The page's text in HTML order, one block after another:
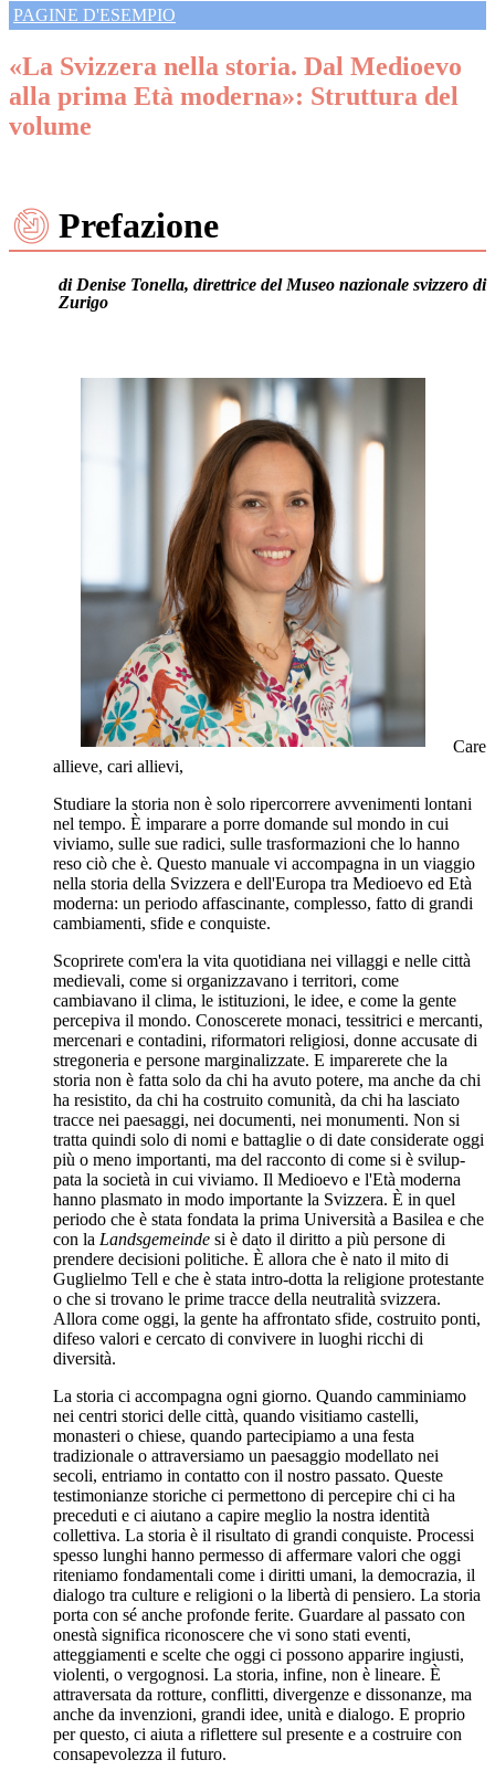
PAGINE D'ESEMPIO
«La Svizzera nella storia. Dal Medioevo
alla prima Età moderna»: Struttura del
volume
Prefazione
di Denise Tonella, direttrice del Museo nazionale svizzero di
Zurigo
Care
allieve, cari allievi,
Studiare la storia non è solo ripercorrere avvenimenti lontani
nel tempo. È imparare a porre domande sul mondo in cui
viviamo, sulle sue radici, sulle trasformazioni che lo hanno
reso ciò che è. Questo manuale vi accompagna in un viaggio
nella storia della Svizzera e dell'Europa tra Medioevo ed Età
moderna: un periodo affascinante, complesso, fatto di grandi
cambiamenti, sfide e conquiste.
Scoprirete com'era la vita quotidiana nei villaggi e nelle città
medievali, come si organizzavano i territori, come
cambiavano il clima, le istituzioni, le idee, e come la gente
percepiva il mondo. Conoscerete monaci, tessitrici e mercanti,
mercenari e contadini, riformatori religiosi, donne accusate di
stregoneria e persone marginalizzate​. E imparerete che la
storia non è fatta solo da chi ha avuto potere, ma anche da chi
ha resistito, da chi ha costruito comunità, da chi ha lasciato
tracce nei paesaggi, nei documenti, nei monumenti. Non si
tratta quindi solo di nomi e battaglie o di date considerate oggi
più o meno importanti, ma del racconto di come si è svilup-
pata la società in cui viviamo. Il Medioevo e l'Età moderna
hanno plasmato in modo importante la Svizzera. È in quel
periodo che è stata fondata la prima Università a Basilea e che
con la Landsgemeinde si è dato il diritto a più persone di
prendere decisioni politiche. È allora che è nato il mito di
Guglielmo Tell e che è stata intro-dotta la religione protestante
o che si trovano le prime tracce della neutralità svizzera.
Allora come oggi, la gente ha affrontato sfide, costruito ponti,
difeso valori e cercato di convivere in luoghi ricchi di
diversità.
La storia ci accompagna ogni giorno. Quando camminiamo
nei centri storici delle città, quando visitiamo castelli,
monasteri o chiese, quando partecipiamo a una festa
tradizionale o attraversiamo un paesaggio modellato nei
secoli, entriamo in contatto con il nostro passato. Queste
testimonianze storiche ci permettono di percepire chi ci ha
preceduti e ci aiutano a capire meglio la nostra identità
collettiva. La storia è il risultato di grandi conquiste. Processi
spesso lunghi hanno permesso di affermare valori che oggi
riteniamo fondamentali come i diritti umani, la democrazia, il
dialogo tra culture e religioni o la libertà di pensiero. La storia
porta con sé anche profonde ferite. Guardare al passato con
onestà significa riconoscere che vi sono stati eventi,
atteggiamenti e scelte che oggi ci possono apparire ingiusti,
violenti, o vergognosi. La storia, infine, non è lineare. È
attraversata da rotture, conflitti, divergenze e dissonanze, ma
anche da invenzioni, grandi idee, unità e dialogo. E proprio
per questo, ci aiuta a riflettere sul presente e a costruire con
consapevolezza il futuro.